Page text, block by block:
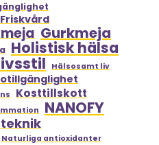
Friskvård
Gurkmeja
Holistisk hälsa
Hälsosamt liv
Kosttillskott
NANOFY
Naturliga antioxidanter